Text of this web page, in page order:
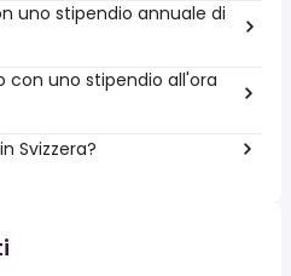
uno stipendio annuale di
con uno stipendio all'ora
Svizzera?